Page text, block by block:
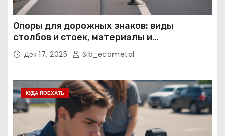
Опоры для дорожных знаков: виды
столбов и стоек, материалы и
нормативные требования
Дек 17, 2025 Sib_ecometal
КУДА ПОЕХАТЬ